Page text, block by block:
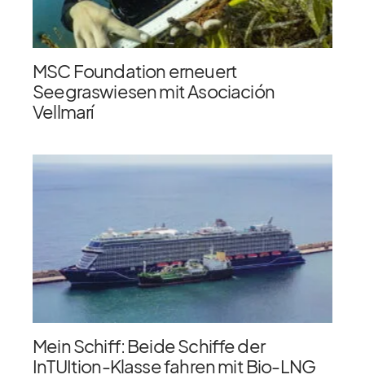
MSC Foundation erneuert
Seegraswiesen mit Asociación
Vellmarí
Mein Schiff: Beide Schiffe der
InTUItion-Klasse fahren mit Bio-LNG